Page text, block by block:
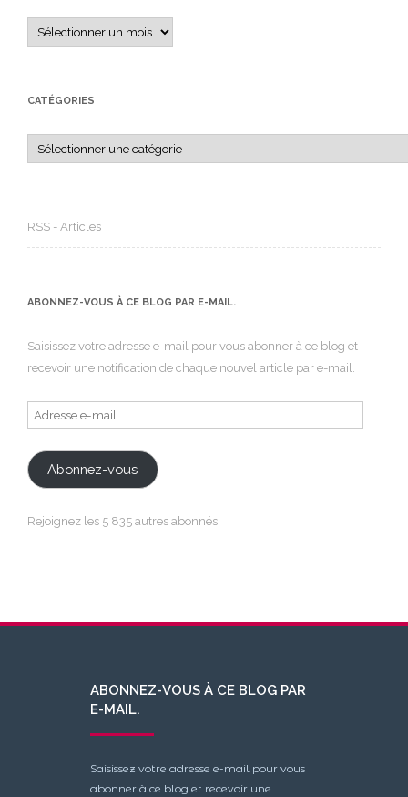
Archives
CATÉGORIES
Catégories
RSS - Articles
ABONNEZ-VOUS À CE BLOG PAR E-MAIL.
Saisissez votre adresse e-mail pour vous abonner à ce blog et
recevoir une notification de chaque nouvel article par e-mail.
Adresse
e-
mail
Abonnez-vous
Rejoignez les 5 835 autres abonnés
ABONNEZ-VOUS À CE BLOG PAR
E-MAIL.
Saisissez votre adresse e-mail pour vous
abonner à ce blog et recevoir une